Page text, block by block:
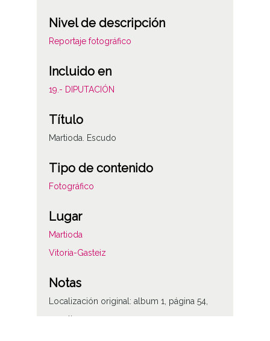
Nivel de descripción
Reportaje fotográfico
Incluido en
19.- DIPUTACIÓN
Título
Martioda. Escudo
Tipo de contenido
Fotográfico
Lugar
Martioda
Vitoria-Gasteiz
Notas
Localización original: album 1, página 54,
negativos 37-42